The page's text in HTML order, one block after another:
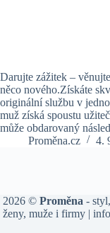
Darujte zážitek –
něco nového.Získáte
originální službu v
muž získá spoustu
může obdarovaný
Proměna.cz
4.
2026 © Proměna - styl,
ženy,muže ifirmy |